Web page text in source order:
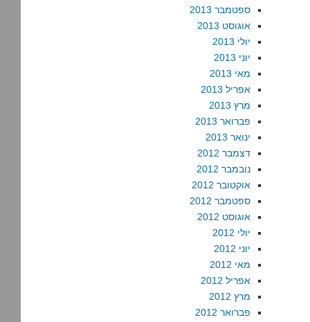
ספטמבר 2013
אוגוסט 2013
יולי 2013
יוני 2013
מאי 2013
אפריל 2013
מרץ 2013
פברואר 2013
ינואר 2013
דצמבר 2012
נובמבר 2012
אוקטובר 2012
ספטמבר 2012
אוגוסט 2012
יולי 2012
יוני 2012
מאי 2012
אפריל 2012
מרץ 2012
פברואר 2012